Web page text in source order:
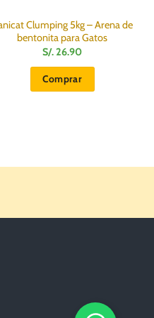
producto
Clumping 5kg – Arena de
bentonita para Gatos
S/.26.90
Comprar